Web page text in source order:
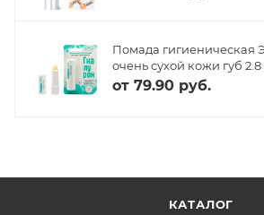
Помада гигиеническая
очень сухой кожи губ 2.8
от 79.90 руб.
КАТАЛОГ